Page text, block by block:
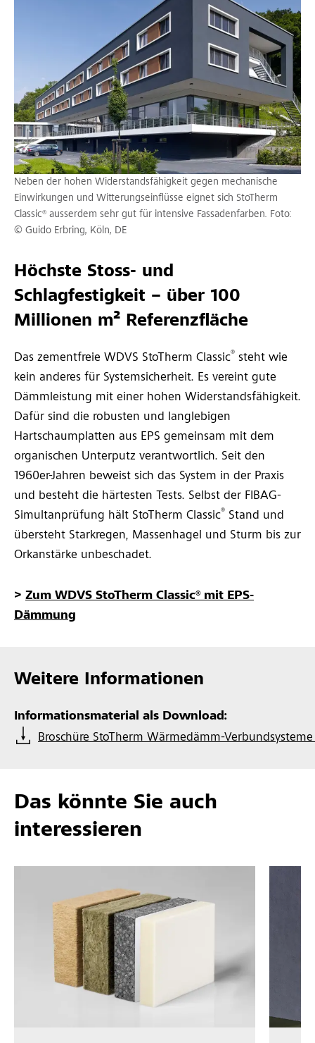
Höchste Stoss- und
Schlagfestigkeit – über 100
Millionen m² Referenzfläche
Das zementfreie WDVS StoTherm Classic® steht wie
kein anderes für Systemsicherheit. Es vereint gute
Dämmleistung mit einer hohen Widerstandsfähigkeit.
Dafür sind die robusten und langlebigen
Hartschaumplatten aus EPS gemeinsam mit dem
organischen Unterputz verantwortlich. Seit den
1960er-Jahren beweist sich das System in der Praxis
und besteht die härtesten Tests. Selbst der FIBAG-
Simultanprüfung hält StoTherm Classic® Stand und
übersteht Starkregen, Massenhagel und Sturm bis zur
Orkanstärke unbeschadet.
> Zum WDVS StoTherm Classic® mit EPS-
Dämmung
Neben der hohen Widerstandsfähigkeit gegen mechanische
Einwirkungen und Witterungseinflüsse eignet sich StoTherm
Classic® ausserdem sehr gut für intensive Fassadenfarben. Foto:
© Guido Erbring, Köln, DE
Weitere Informationen
Informationsmaterial als Download:
Broschüre StoTherm Wärmedämm-Verbundsysteme
Das könnte Sie auch
interessieren